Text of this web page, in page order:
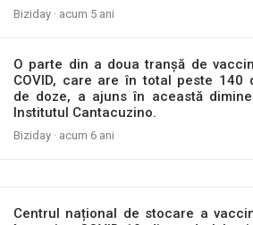
Biziday · acum 5 ani
O parte din a doua tranșă de
COVID, care are în total peste 140
de doze, a ajuns în această
Institutul Cantacuzino.
Biziday · acum 6 ani
Centrul național de stocare a